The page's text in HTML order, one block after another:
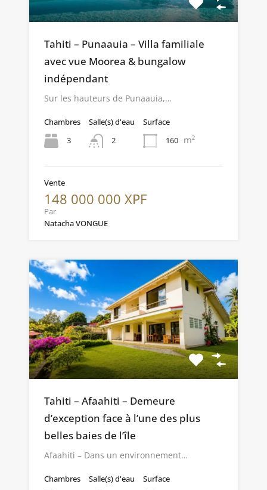
Tahiti – Punaauia – Villa familiale
avec vue Moorea & bungalow
indépendant
Sur les hauteurs de Punaauia,…
Chambres
3
Salle(s) d'eau
2
Surface
160 m²
Vente
148 000 000 XPF
Par
Natacha VONGUE
Tahiti – Afaahiti – Demeure
d’exception face à l’une des plus
belles baies de l’île
Afaahiti – Dans un environnement…
Chambres
Salle(s) d'eau
Surface